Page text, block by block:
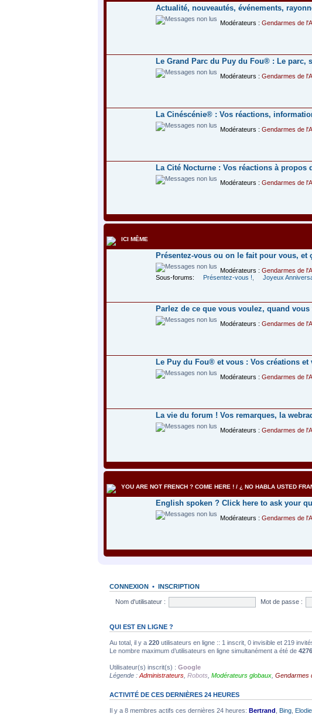
Actualité, nouveautés, événements,
Modérateurs : Gendarmes de
Le Grand Parc du Puy du Fou® : Le parc,
Modérateurs : Gendarmes de
La Cinéscénie® : Vos réactions,
Modérateurs : Gendarmes de
La Cité Nocturne : Vos réactions à propos
Modérateurs : Gendarmes de
ICI MÊME
Présentez-vous ou on le fait pour vous, et
Modérateurs : Gendarmes de
Sous-forums:
Présentez-vous ! Joyeux
Parlez de ce que vous voulez, quand vous
Modérateurs : Gendarmes de
Le Puy du Fou® et vous : Vos créations
Modérateurs : Gendarmes de
La vie du forum ! Vos remarques, la
Modérateurs : Gendarmes de
YOU ARE NOT FRENCH ? COME HERE ! / ¿ NO HABLA USTED
English spoken ? Click here to ask your
Modérateurs : Gendarmes de
CONNEXION • INSCRIPTION
Nom d'utilisateur : Mot de passe :
QUI EST EN LIGNE ?
Au total, il y a 220 utilisateurs en ligne :: 1 inscrit, 0 invisible et 219
Le nombre maximum d’utilisateurs en ligne simultanément a été de 4276
Utilisateur(s) inscrit(s) : Google
Légende : Administrateurs Robots Modérateurs globaux Gendarmes
ACTIVITÉ DE CES DERNIÈRES 24 HEURES
Il y a 8 membres actifs ces dernières 24 heures: Bertrand Bing